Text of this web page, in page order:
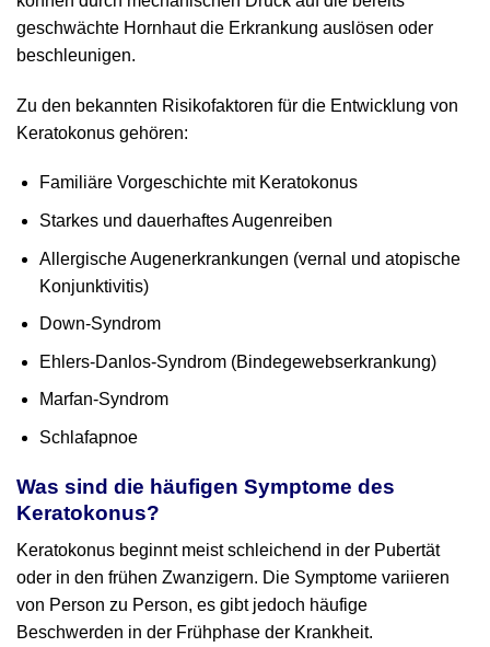
geschwächte Hornhaut die Erkrankung auslösen oder
beschleunigen.
Zu den bekannten Risikofaktoren für die Entwicklung von
Keratokonus gehören:
Familiäre Vorgeschichte mit Keratokonus
Starkes und dauerhaftes Augenreiben
Allergische Augenerkrankungen (vernal und atopische
Konjunktivitis)
Down-Syndrom
Ehlers-Danlos-Syndrom (Bindegewebserkrankung)
Marfan-Syndrom
Schlafapnoe
Was sind die häufigen Symptome des
Keratokonus?
Keratokonus beginnt meist schleichend in der Pubertät
oder in den frühen Zwanzigern. Die Symptome variieren
von Person zu Person, es gibt jedoch häufige
Beschwerden in der Frühphase der Krankheit.